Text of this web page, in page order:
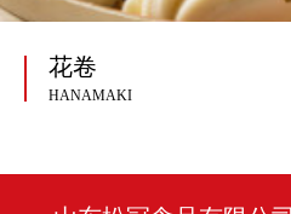
花卷
HANAMAKI